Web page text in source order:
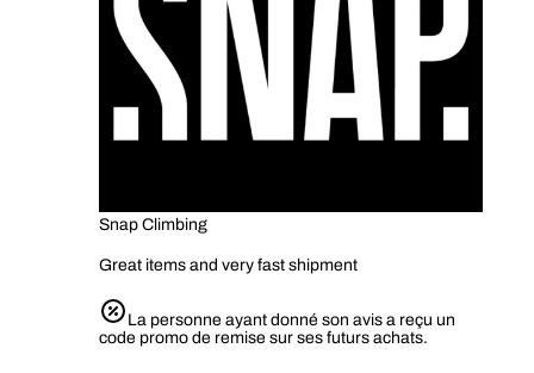
Snap Climbing
Great items and very fast shipment
La personne ayant donné son avis a reçu un
code promo de remise sur ses futurs achats.